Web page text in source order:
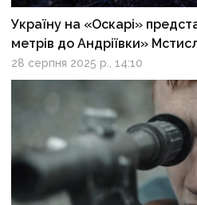
Україну на «Оскарі»
метрів до Андріївки»
28 серпня 2025 р., 14:10